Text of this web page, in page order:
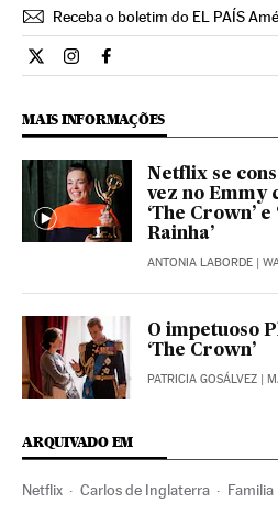
Receba o boletim do EL PAÍS
Cultura El País Brasil en Twitter
Cultura El País Brasil en
Cultura El País Brasil
MAIS INFORMAÇÕES
Netflix se
vez no Emmy
‘The Crown’
Rainha’
ANTONIA LABORDE |
O impetuoso
‘The Crown’
PATRICIA GOSÁLVEZ |
ARQUIVADO EM
Netflix Carlos de Inglaterra Familia